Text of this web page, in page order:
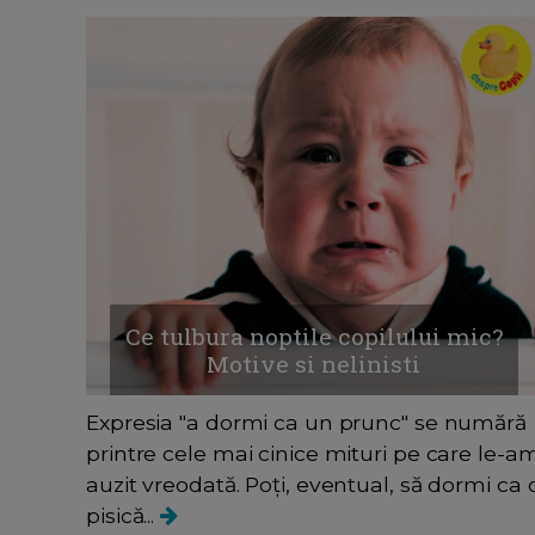
Ce tulbura noptile copilului mic?
Motive si nelinisti
Expresia "a dormi ca un prunc" se numără
printre cele mai cinice mituri pe care le-
auzit vreodată. Poţi, eventual, să dormi ca
pisică...